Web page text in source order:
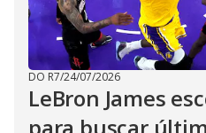
DO R7/24/07/2026
LeBron James